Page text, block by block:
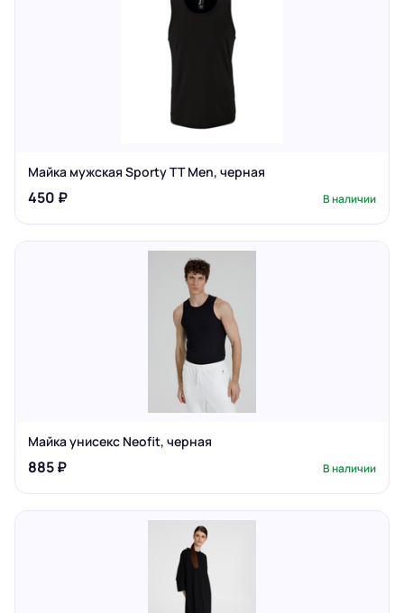
Майка мужская Sporty TT Men, черная
450 ₽ В наличии
Майка унисекс Neofit, черная
885 ₽ В наличии